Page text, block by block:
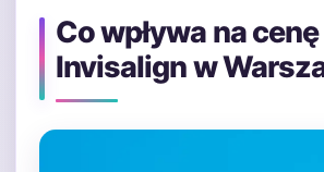
Co wpływa na cenę
Invisalign w